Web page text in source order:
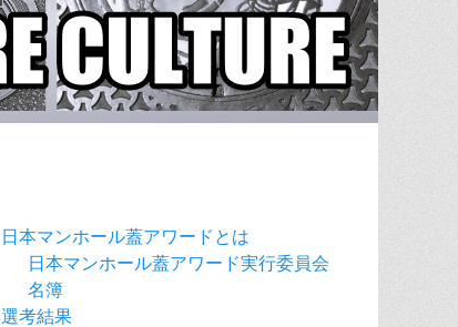
日本マンホール蓋アワードとは
日本マンホール蓋アワード実行委員会
名簿
選考結果